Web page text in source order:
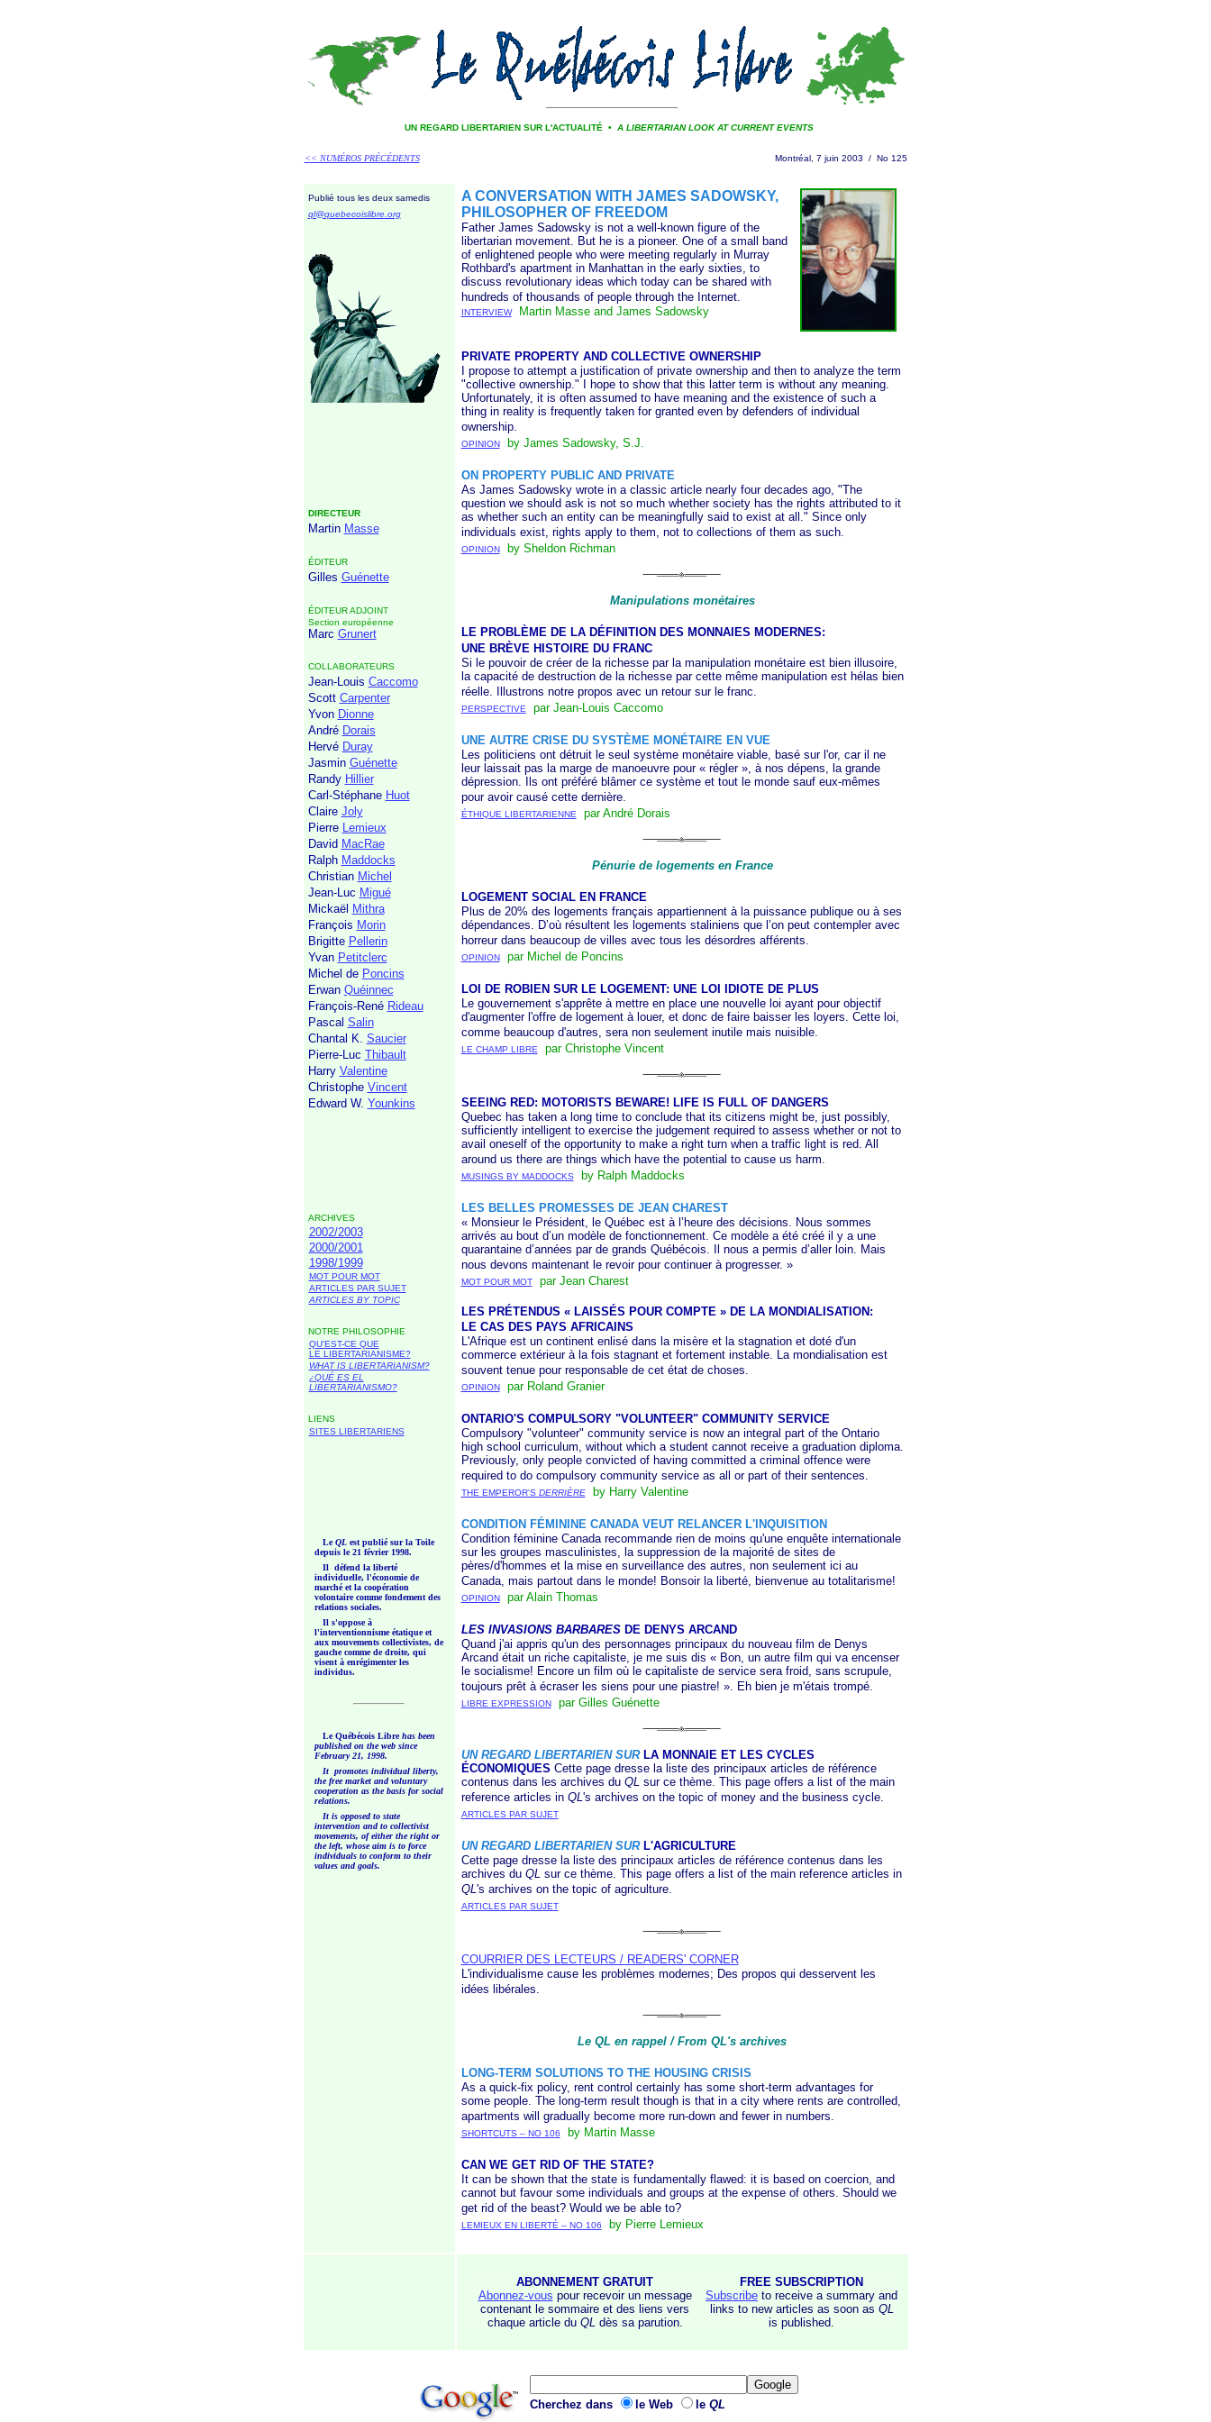
UN REGARD LIBERTARIEN SUR L'ACTUALITÉ • A LIBERTARIAN LOOK AT CURRENT EVENTS
<< NUMÉROS PRÉCÉDENTS Montréal, 7 juin 2003 / No 125
Publié tous les deux samedis
ql@quebecoislibre.org
DIRECTEUR
Martin Masse
ÉDITEUR
Gilles Guénette
ÉDITEUR ADJOINT
Section européenne
Marc Grunert
COLLABORATEURS
Jean-Louis Caccomo
Scott Carpenter
Yvon Dionne
André Dorais
Hervé Duray
Jasmin Guénette
Randy Hillier
Carl-Stéphane Huot
Claire Joly
Pierre Lemieux
David MacRae
Ralph Maddocks
Christian Michel
Jean-Luc Migué
Mickaël Mithra
François Morin
Brigitte Pellerin
Yvan Petitclerc
Michel de Poncins
Erwan Quéinnec
François-René Rideau
Pascal Salin
Chantal K. Saucier
Pierre-Luc Thibault
Harry Valentine
Christophe Vincent
Edward W. Younkins
ARCHIVES
2002/2003
2000/2001
1998/1999
MOT POUR MOT
ARTICLES PAR SUJET
ARTICLES BY TOPIC
NOTRE PHILOSOPHIE
QU'EST-CE QUE
L E LIBERTARIANISME?
WHAT IS LIBERTARIANISM?
¿QUÉ ES EL
LIBERTARIANISMO?
LIENS
SITES LIBERTARIENS
LeQL est publié sur la Toile
depuis le 21 février 1998.
Il défend la liberté
individuelle, l'économie de
marché et la coopération
volontaire comme fondement des
relations sociales.
Il s'oppose à
l'interventionnisme étatique et
aux mouvements collectivistes, de
gauche comme de droite, qui
visent à enrégimenter les
individus.
Le Québécois Librehas been
published on the web since
February 21, 1998.
It promotes individual liberty,
the free market and voluntary
cooperation as the basis for social
relations.
It is opposed to state
intervention and to collectivist
movements, of either the right or
the left, whose aim is to force
individuals to conform to their
values and goals.
A CONVERSATION WITH JAMES SADOWSKY,
PHILOSOPHER OF FREEDOM
Father James Sadowsky is not a well-known figure of the
libertarian movement. But he is a pioneer. One of a small band
of enlightened people who were meeting regularly in Murray
Rothbard's apartment in Manhattan in the early sixties, to
discuss revolutionary ideas which today can be shared with
hundreds of thousands of people through the Internet.
INTERVIEWMartin Masse and James Sadowsky
PRIVATE PROPERTY AND COLLECTIVE OWNERSHIP
I propose to attempt a justification of private ownership and then to analyze the term
"collective ownership." I hope to show that this latter term is without any meaning.
Unfortunately, it is often assumed to have meaning and the existence of such a
thing in reality is frequently taken for granted even by defenders of individual
ownership.
OPINION by James Sadowsky, S.J.
ON PROPERTY PUBLIC AND PRIVATE
As James Sadowsky wrote in a classic article nearly four decades ago, "The
question we should ask is not so much whether society has the rights attributed to it
as whether such an entity can be meaningfully said to exist at all." Since only
individuals exist, rights apply to them, not to collections of them as such.
OPINIONby Sheldon Richman
Manipulations monétaires
LE PROBLÈME DE LA DÉFINITION DES MONNAIES MODERNES:
UNE BRÈVE HISTOIRE DU FRANC
Si le pouvoir de créer de la richesse par la manipulation monétaire est bien illusoire,
la capacité de destruction de la richesse par cette même manipulation est hélas bien
réelle. Illustrons notre propos avec un retour sur le franc.
PERSPECTIVE par Jean-Louis Caccomo
UNE AUTRE CRISE DU SYSTÈME MONÉTAIRE EN VUE
Les politiciens ont détruit le seul système monétaire viable, basé sur l'or, car il ne
leur laissait pas la marge de manoeuvre pour « régler », à nos dépens, la grande
dépression. Ils ont préféré blâmer ce système et tout le monde sauf eux-mêmes
pour avoir causé cette dernière.
ÉTHIQUE LIBERTARIENNEpar André Dorais
Pénurie de logements en France
LOGEMENT SOCIAL EN FRANCE
Plus de 20% des logements français appartiennent à la puissance publique ou à ses
dépendances. D’où résultent les logements staliniens que l’on peut contempler avec
horreur dans beaucoup de villes avec tous les désordres afférents.
OPINION par Michel de Poncins
LOI DE ROBIEN SUR LE LOGEMENT: UNE LOI IDIOTE DE PLUS
Le gouvernement s'apprête à mettre en place une nouvelle loi ayant pour objectif
d'augmenter l'offre de logement à louer, et donc de faire baisser les loyers. Cette loi,
comme beaucoup d'autres, sera non seulement inutile mais nuisible.
LE CHAMP LIBREpar Christophe Vincent
SEEING RED: MOTORISTS BEWARE! LIFE IS FULL OF DANGERS
Quebec has taken a long time to conclude that its citizens might be, just possibly,
sufficiently intelligent to exercise the judgement required to assess whether or not to
avail oneself of the opportunity to make a right turn when a traffic light is red. All
around us there are things which have the potential to cause us harm.
MUSINGS BY MADDOCKS by Ralph Maddocks
LES BELLES PROMESSES DE JEAN CHAREST
« Monsieur le Président, le Québec est à l’heure des décisions. Nous sommes
arrivés au bout d’un modèle de fonctionnement. Ce modèle a été créé il y a une
quarantaine d’années par de grands Québécois. Il nous a permis d’aller loin. Mais
nous devons maintenant le revoir pour continuer à progresser. »
MOT POUR MOTpar Jean Charest
LES PRÉTENDUS « LAISSÉS POUR COMPTE » DE LA MONDIALISATION:
LE CAS DES PAYS AFRICAINS
L'Afrique est un continent enlisé dans la misère et la stagnation et doté d'un
commerce extérieur à la fois stagnant et fortement instable. La mondialisation est
souvent tenue pour responsable de cet état de choses.
OPINION par Roland Granier
ONTARIO'S COMPULSORY "VOLUNTEER" COMMUNITY SERVICE
Compulsory "volunteer" community service is now an integral part of the Ontario
high school curriculum, without which a student cannot receive a graduation diploma.
Previously, only people convicted of having committed a criminal offence were
required to do compulsory community service as all or part of their sentences.
THE EMPEROR'S DERRIÈREby Harry Valentine
CONDITION FÉMININE CANADA VEUT RELANCER L'INQUISITION
Condition féminine Canada recommande rien de moins qu'une enquête internationale
sur les groupes masculinistes, la suppression de la majorité de sites de
pères/d'hommes et la mise en surveillance des autres, non seulement ici au
Canada, mais partout dans le monde! Bonsoir la liberté, bienvenue au totalitarisme!
OPINIONpar Alain Thomas
LES INVASIONS BARBARESDE DENYS ARCAND
Quand j'ai appris qu'un des personnages principaux du nouveau film de Denys
Arcand était un riche capitaliste, je me suis dis « Bon, un autre film qui va encenser
le socialisme! Encore un film où le capitaliste de service sera froid, sans scrupule,
toujours prêt à écraser les siens pour une piastre! ». Eh bien je m'étais trompé.
LIBRE EXPRESSIONpar Gilles Guénette
UN REGARD LIBERTARIEN SUR LA MONNAIE ET LES CYCLES
ÉCONOMIQUES Cette page dresse la liste des principaux articles de référence
contenus dans les archives du QL sur ce thème. This page offers a list of the main
reference articles in QL's archives on the topic of money and the business cycle.
ARTICLES PAR SUJET
UN REGARD LIBERTARIEN SUR L'AGRICULTURE
Cette page dresse la liste des principaux articles de référence contenus dans les
archives du QL sur ce thème. This page offers a list of the main reference articles in
QL's archives on the topic of agriculture.
ARTICLES PAR SUJET
COURRIER DES LECTEURS / READERS' CORNER
L'individualisme cause les problèmes modernes; Des propos qui desservent les
idées libérales.
Le QL en rappel / From QL's archives
LONG-TERM SOLUTIONS TO THE HOUSING CRISIS
As a quick-fix policy, rent control certainly has some short-term advantages for
some people. The long-term result though is that in a city where rents are controlled,
apartments will gradually become more run-down and fewer in numbers.
SHORTCUTS – NO 106 by Martin Masse
CAN WE GET RID OF THE STATE?
It can be shown that the state is fundamentally flawed: it is based on coercion, and
cannot but favour some individuals and groups at the expense of others. Should we
get rid of the beast? Would we be able to?
LEMIEUX EN LIBERTÉ – NO 106 by Pierre Lemieux
ABONNEMENT GRATUIT
Abonnez-vous pour recevoir un message
contenant le sommaire et des liens vers
chaque article du QLdès sa parution.
FREE SUBSCRIPTION
Subscribe to receive a summary and
links to new articles as soon as QL
is published.
Cherchez dans le Web le QL